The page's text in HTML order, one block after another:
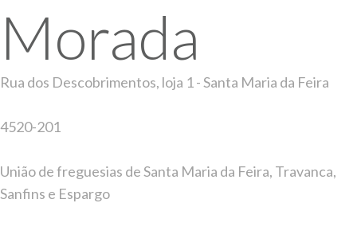
Morada
Rua dos Descobrimentos, loja 1 - Santa Maria da Feira
4520-201
União de freguesias de Santa Maria da Feira, Travanca,
Sanfins e Espargo